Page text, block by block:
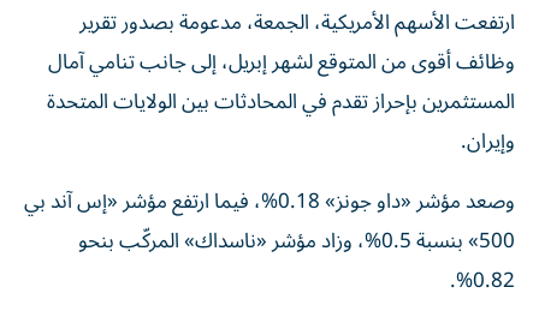
ارتفعت الأسهم الأمريكية، الجمعة، مدعومة بصدور تقرير
وظائف أقوى من المتوقع لشهر إبريل، إلى جانب تنامي آمال
المستثمرين بإحراز تقدم في المحادثات بين الولايات المتحدة
وإيران.
وصعد مؤشر «داو جونز» 0.18%، فيما ارتفع مؤشر «إس آند بي
500» بنسبة 0.5%، وزاد مؤشر «ناسداك» المركّب بنحو
0.82%.